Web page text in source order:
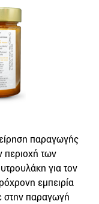
παραγωγής
περιοχή των
για τον
εμπειρία
στην παραγωγή